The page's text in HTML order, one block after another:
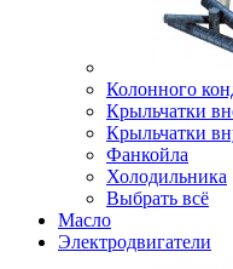
Колонного
Крыльчатки
Крыльчатки
Фанкойла
Холодильника
Выбрать всё
Масло
Электродвигатели